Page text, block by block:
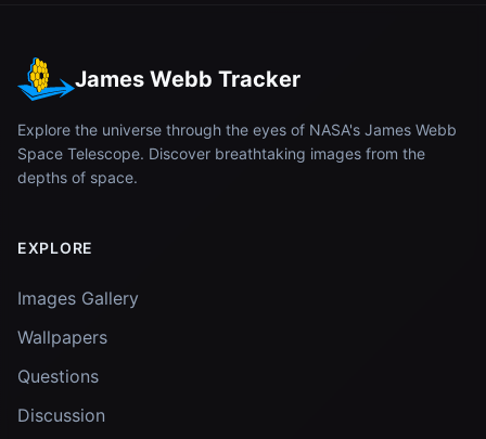
James Webb Tracker
Explore the universe through the eyes of NASA's James Webb
Space Telescope. Discover breathtaking images from the
depths of space.
EXPLORE
Images Gallery
Wallpapers
Questions
Discussion